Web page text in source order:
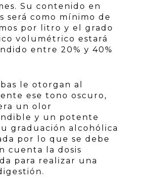
Su contenido en
será como mínimo de
por litro y el grado
volumétrico estará
entre 20% y 40%
le otorgan al
ese tono oscuro,
un olor
y un potente
graduación alcohólica
por lo que se debe
cuenta la dosis
para realizar una